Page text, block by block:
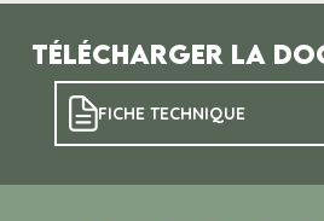
Télécharger la
FICHE TECHNIQUE